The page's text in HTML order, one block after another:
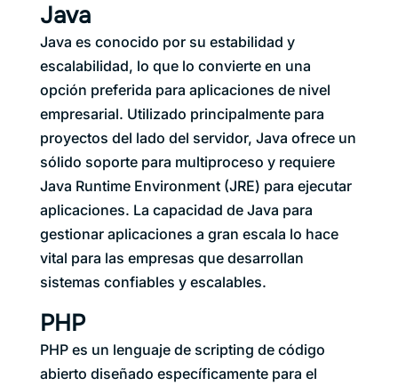
Java
Java es conocido por su estabilidad y
escalabilidad, lo que lo convierte en una
opción preferida para aplicaciones de nivel
empresarial. Utilizado principalmente para
proyectos del lado del servidor, Java ofrece un
sólido soporte para multiproceso y requiere
Java Runtime Environment (JRE) para ejecutar
aplicaciones. La capacidad de Java para
gestionar aplicaciones a gran escala lo hace
vital para las empresas que desarrollan
sistemas confiables y escalables.
PHP
PHP es un lenguaje de scripting de código
abierto diseñado específicamente para el